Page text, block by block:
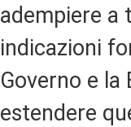
adempiere
indicazioni
Governo e
estendere